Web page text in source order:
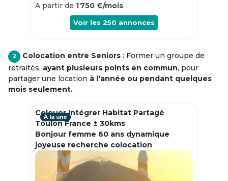
A partir de 1 750 €/mois
Voir les 250 annonces
2 Colocation entre Seniors : Former un groupe de
retraités, ayant plusieurs points en commun, pour
partager une location à l'année ou pendant quelques
mois seulement.
Colouer Intégrer Habitat Partagé
Toulon France ± 30kms
Bonjour femme 60 ans dynamique
joyeuse recherche colocation
À la une